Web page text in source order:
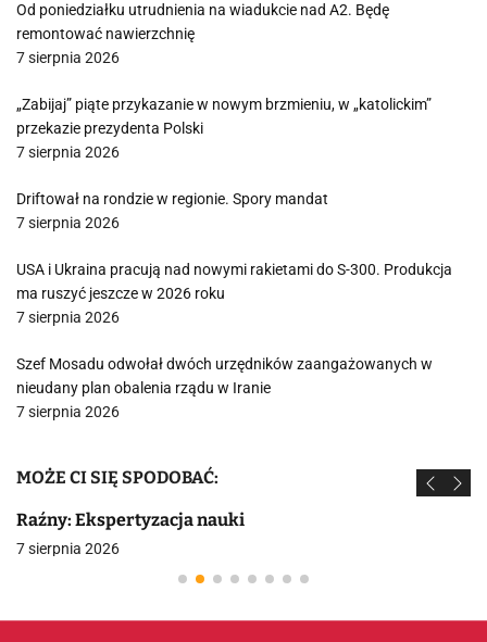
Od poniedziałku utrudnienia na wiadukcie nad A2. Będę
remontować nawierzchnię
7 sierpnia 2026
„Zabijaj” piąte przykazanie w nowym brzmieniu, w „katolickim”
przekazie prezydenta Polski
7 sierpnia 2026
Driftował na rondzie w regionie. Spory mandat
7 sierpnia 2026
USA i Ukraina pracują nad nowymi rakietami do S-300. Produkcja
ma ruszyć jeszcze w 2026 roku
7 sierpnia 2026
Szef Mosadu odwołał dwóch urzędników zaangażowanych w
nieudany plan obalenia rządu w Iranie
7 sierpnia 2026
MOŻE CI SIĘ SPODOBAĆ:
Raźny: Ekspertyzacja nauki
7 sierpnia 2026